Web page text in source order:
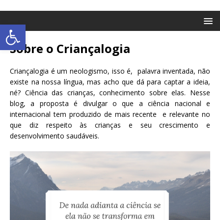
Abrir a barra de ferramentas
Sobre o Criançalogia
Criançalogia é um neologismo, isso é, palavra inventada, não
existe na nossa língua, mas acho que dá para captar a ideia,
né? Ciência das crianças, conhecimento sobre elas. Nesse
blog, a proposta é divulgar o que a ciência nacional e
internacional tem produzido de mais recente e relevante no
que diz respeito às crianças e seu crescimento e
desenvolvimento saudáveis.